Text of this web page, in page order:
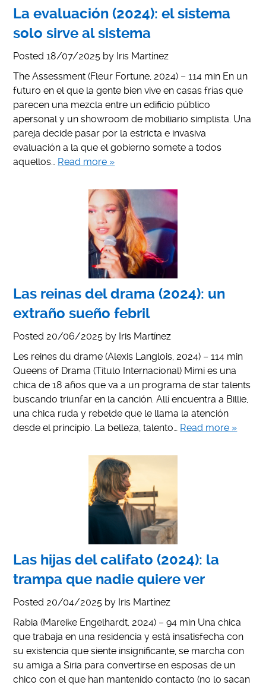
La evaluación (2024): el sistema
solo sirve al sistema
Posted18/07/2025 by Iris Martínez
The Assessment (Fleur Fortune, 2024) – 114 min En un
futuro en el que la gente bien vive en casas frías que
parecen una mezcla entre un edificio público
apersonal y un showroom de mobiliario simplista. Una
pareja decide pasar por la estricta e invasiva
evaluación a la que el gobierno somete a todos
aquellos… Read more »
Las reinas del drama (2024): un
extraño sueño febril
Posted 20/06/2025 by Iris Martínez
Les reines du drame (Alexis Langlois, 2024) – 114 min
Queens of Drama (Título Internacional) Mimi es una
chica de 18 años que va a un programa de star talents
buscando triunfar en la canción. Allí encuentra a Billie,
una chica ruda y rebelde que le llama la atención
desde el principio. La belleza, talento… Read more »
Las hijas del califato (2024): la
trampa que nadie quiere ver
Posted 20/04/2025 by Iris Martínez
Rabia (Mareike Engelhardt, 2024) – 94 min Una chica
que trabaja en una residencia y está insatisfecha con
su existencia que siente insignificante, se marcha con
su amiga a Siria para convertirse en esposas de un
chico con el que han mantenido contacto (no lo sacan